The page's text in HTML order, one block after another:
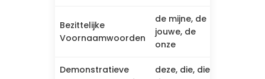
Bezittelijke
Voornaamwoorden
de mijne, de
jouwe, de
onze
Demonstratieve
deze, die, die